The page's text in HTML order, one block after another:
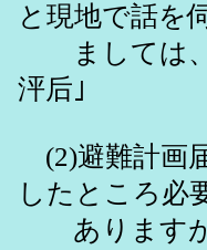
と現地で話を
ましては、
泙后｣
(2)避難計画
したところ必
ありますが